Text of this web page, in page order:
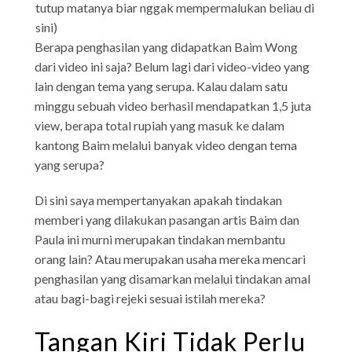
tutup matanya biar nggak mempermalukan beliau di
sini)
Berapa penghasilan yang didapatkan Baim Wong
dari video ini saja? Belum lagi dari video-video yang
lain dengan tema yang serupa. Kalau dalam satu
minggu sebuah video berhasil mendapatkan 1,5 juta
view, berapa total rupiah yang masuk ke dalam
kantong Baim melalui banyak video dengan tema
yang serupa?
Di sini saya mempertanyakan apakah tindakan
memberi yang dilakukan pasangan artis Baim dan
Paula ini murni merupakan tindakan membantu
orang lain? Atau merupakan usaha mereka mencari
penghasilan yang disamarkan melalui tindakan amal
atau bagi-bagi rejeki sesuai istilah mereka?
Tangan Kiri Tidak Perlu